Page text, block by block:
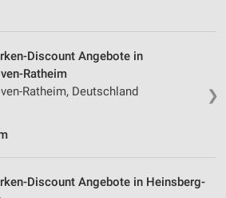
❯
Discount Angebote in
Ratheim
Ratheim, Deutschland
Discount Angebote in Heinsberg-